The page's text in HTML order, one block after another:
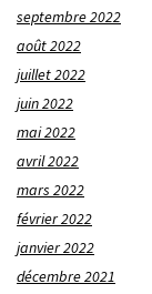
septembre 2022
août 2022
juillet 2022
juin 2022
mai 2022
avril 2022
mars 2022
février 2022
janvier 2022
décembre 2021